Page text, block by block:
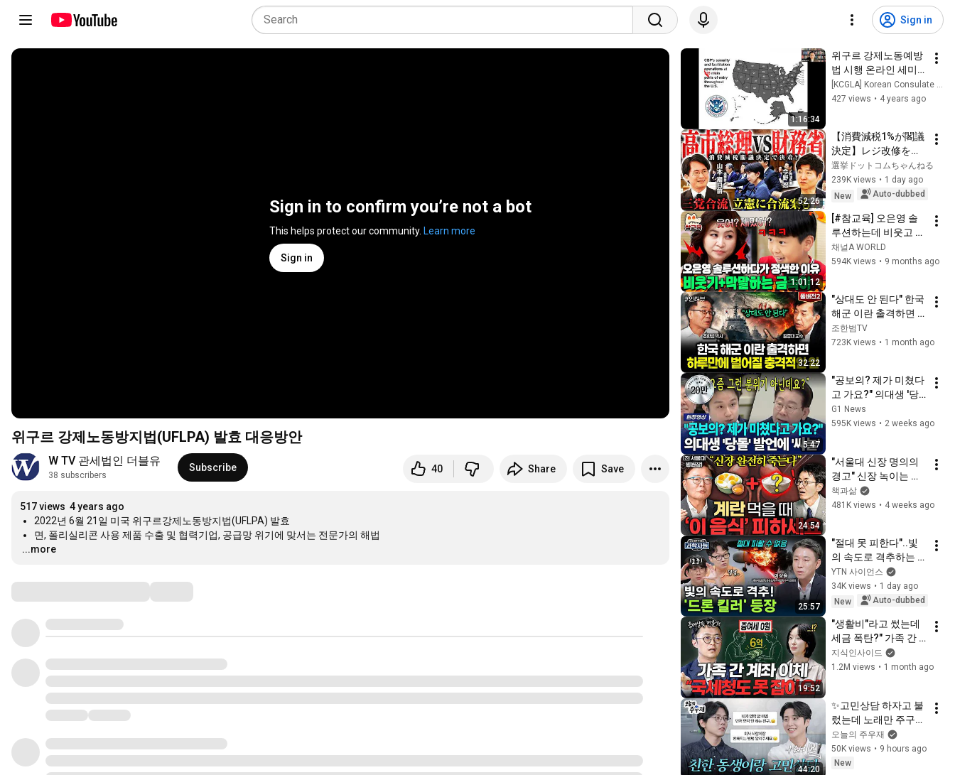
Sign in
Sign in to confirm you’re not a bot
This helps protect our community. Learn more
Sign in
위구르 강제노동방지법(UFLPA) 발효 대응방안
W TV 관세법인 더블유
38 subscribers
Subscribe 40 Share Save
517 views 4 years ago
…
...more
1:16:34
위구르 강제노동예방
법 시행 온라인 세미
나
[KCGLA] Korean Consulate General in LA
427 views • 4 years ago
52:26
【消費減税1%が閣議
決定】レジ改修を巡
る攻防と自民党内の
激しい葛藤／中道・
立憲・公明の3党合流
の選択肢」とは？
【今野忍×山本期日
前】｜選挙ドットコ
ム
選挙ドットコムちゃんねる
239K views • 1 day ago
New
Auto-dubbed
1:01:12
[#참교육] 오은영 솔
루션하는데 비웃고 무
시... 금쪽이의 태도에
결국 정색한 오은영 |
채널A WORLD
594K views • 9 months ago
32:22
"상대도 안 된다" 한국
해군 이란 출격하면
하루만에 벌어질 충격
적인 일 | 김종대 교수
조한범TV
723K views • 1 month ago
5:47
"공보의? 제가 미쳤다
고 가요?" 의대생 '당
돌' 발언에 '싸늘'  [G1
현장영상]
G1 News
595K views • 2 weeks ago
24:54
"서울대 신장 명의의
경고" 신장 녹이는 최
악의 음식 조합 ㅣ Ep.
책과사람 113 (김연수
책과삶
481K views • 4 weeks ago
25:57
"절대 못 피한다"..빛
의 속도로 격추하는
K-레이저 대공무기
'천광' - 방위사업청 유
도무기사업부 방공유
문관 이상윤 [과학자
들] / YTN 사이언스
YTN 사이언스
34K views • 1 day ago
New
Auto-dubbed
19:52
"생활비"라고 썼는데
세금 폭탄?" 가족 간
송금할 때 대다수가
하는 치명적인 실수ㅣ
지식인사이드
1.2M views • 1 month ago
44:20
✨고민상담 하자고 불
렀는데 노래만 주구장
창 부르고 간 영케이
(Young K)
오늘의 주우재
50K views • 9 hours ago
New